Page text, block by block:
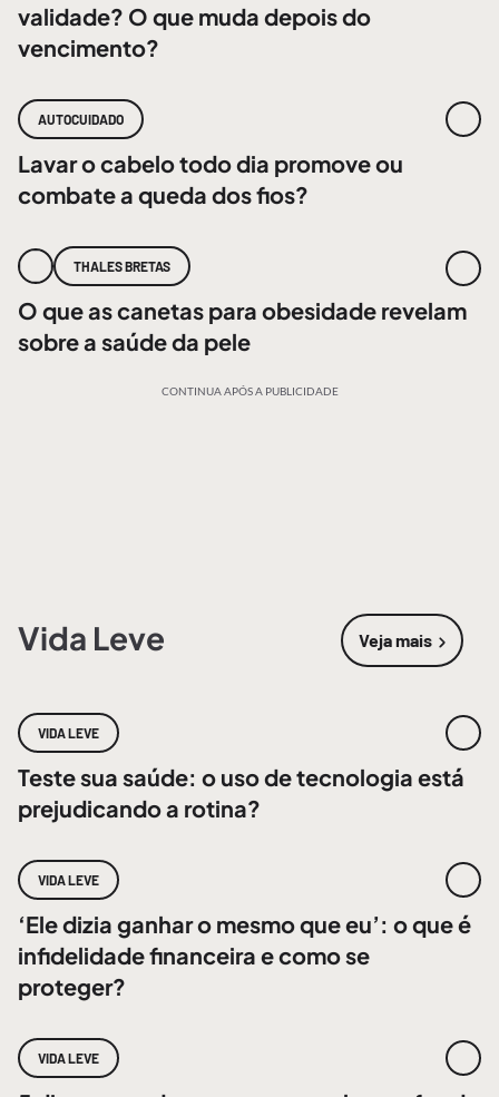
validade? O que muda depois do
vencimento?
AUTOCUIDADO
Lavar o cabelo todo dia promove ou
combate a queda dos fios?
THALES BRETAS
O que as canetas para obesidade revelam
sobre a saúde da pele
CONTINUA APÓS A PUBLICIDADE
Vida Leve Veja mais
sobre Vida
VIDA LEVE
Teste sua saúde: o uso de tecnologia está
prejudicando a rotina?
VIDA LEVE
‘Ele dizia ganhar o mesmo que eu’: o que é
infidelidade financeira e como se
proteger?
VIDA LEVE